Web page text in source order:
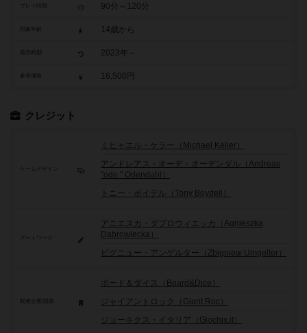
90分～120分
対象年齢 14歳から
2023年～
参考価格 16,500円
クレジット
ゲームデザイン
ミヒャエル・ケラー（Michael Keller）
アンドレアス・オーデ・オーデンダル（Andreas
"ode." Odendahl）
トニー・ボイデル（Tony Boydell）
アートワーク
アニエスカ・ダブロウィエッカ（Agnieszka
Dabrowiecka）
ビグニュー・アンゲルター（Zbigniew Umgelter）
ボード＆ダイス（Board&Dice）
ジャイアントロック（Giant Roc）
ジョーキクス・イタリア（Giochix.it）